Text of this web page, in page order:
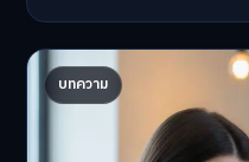
บทความ
ปรับพอร์ตรับ ‘เงินดิจิทั
ให้พัง
'เงินดิจิทัล 2.0' มาแล…